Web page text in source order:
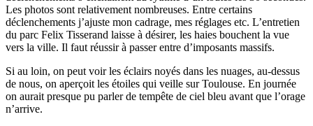
Les photos sont relativement nombreuses. Entre certains
déclenchements j’ajuste mon cadrage, mes réglages etc. L’entretien
du parc Felix Tisserand laisse à désirer, les haies bouchent la vue
vers la ville. Il faut réussir à passer entre d’imposants massifs.
Si au loin, on peut voir les éclairs noyés dans les nuages, au-dessus
de nous, on aperçoit les étoiles qui veille sur Toulouse. En journée
on aurait presque pu parler de tempête de ciel bleu avant que l’orage
n’arrive.